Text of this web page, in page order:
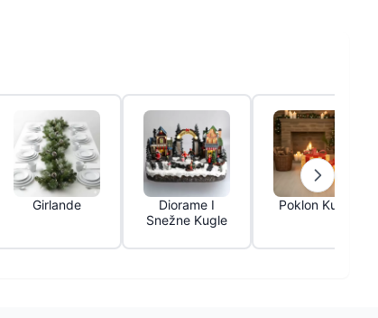
Girlande
Diorame I
Snežne Kugle
Poklon Kutije